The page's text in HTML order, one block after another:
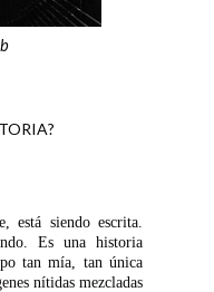
está siendo escrita.
Es una historia
tan mía, tan única
nítidas mezcladas